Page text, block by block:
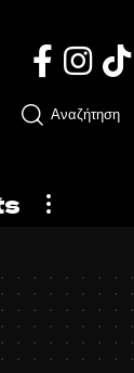
Αναζήτηση